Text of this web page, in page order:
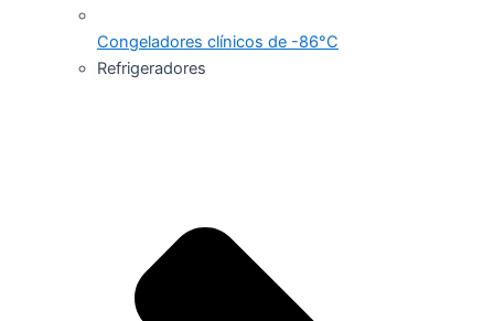
Congeladores clínicos de -86°C
Refrigeradores